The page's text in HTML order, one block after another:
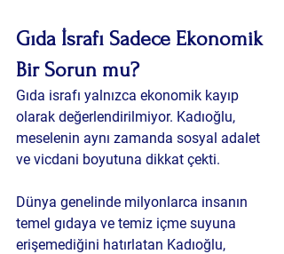
Gıda İsrafı Sadece Ekonomik
Bir Sorun mu?
Gıda israfı yalnızca ekonomik kayıp
olarak değerlendirilmiyor. Kadıoğlu,
meselenin aynı zamanda sosyal adalet
ve vicdani boyutuna dikkat çekti.
Dünya genelinde milyonlarca insanın
temel gıdaya ve temiz içme suyuna
erişemediğini hatırlatan Kadıoğlu,